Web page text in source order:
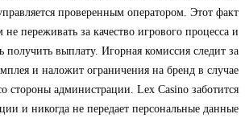
проверенным оператором. Этот факт
не переживать за качество игрового процесса и
получить выплату. Игорная комиссия следит за
и наложит ограничения на бренд в случае
стороны администрации. Lex Casino заботится
и никогда не передает персональные данные